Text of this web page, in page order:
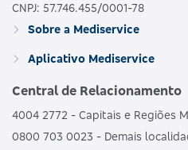
CNPJ: 57.746.455/0001-78
Sobre a Mediservice
Aplicativo Mediservice
Central de Relacionamento
4004 2772 - Capitais e Regiões
0800 703 0023 - Demais